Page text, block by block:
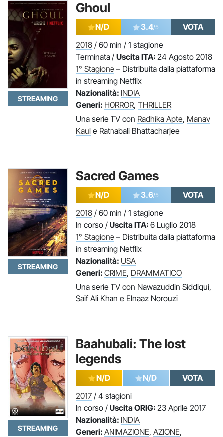
Ghoul
STREAMING
N/D 3.4/5
VOTA
2018 / 60 min / 1 stagione
Terminata / Uscita ITA: 24 Agosto 2018
1° Stagione – Distribuita dalla piattaforma
in streaming Netflix
Nazionalità: INDIA
Generi: HORROR, THRILLER
Una serie TV con Radhika Apte, Manav
Kaul e Ratnabali Bhattacharjee
Sacred Games
STREAMING
N/D 3.6/5
VOTA
2018 / 60 min / 1 stagione
In corso / Uscita ITA: 6 Luglio 2018
1° Stagione – Distribuita dalla piattaforma
in streaming Netflix
Nazionalità: USA
Generi: CRIME, DRAMMATICO
Una serie TV con Nawazuddin Siddiqui,
Saif Ali Khan e Elnaaz Norouzi
Baahubali: The lost
legends
STREAMING
N/D N/D
VOTA
2017 / 4 stagioni
In corso / Uscita ORIG: 23 Aprile 2017
Nazionalità: INDIA
Generi: ANIMAZIONE, AZIONE,